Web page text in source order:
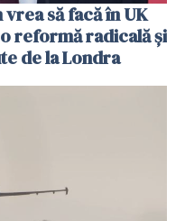
să facă în UK
reformă radicală și
de la Londra